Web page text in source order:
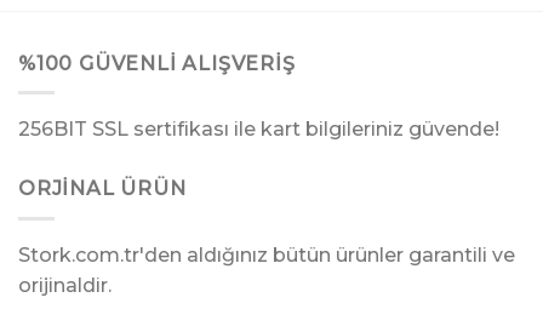
%100 GÜVENLI ALIŞVERIŞ
256BIT SSL sertifikası ile kart bilgileriniz güvende!
ORJINAL ÜRÜN
Stork.com.tr'den aldığınız bütün ürünler garantili ve
orijinaldir.